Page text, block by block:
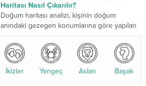
Haritası Nasıl Çıkarılır?
Doğum haritası analizi, kişinin doğum
anındaki gezegen konumlarına göre yapılan
analiz, karakter yapısı, ilişkiler, kariyer...
İkizler Yengeç Aslan Başak